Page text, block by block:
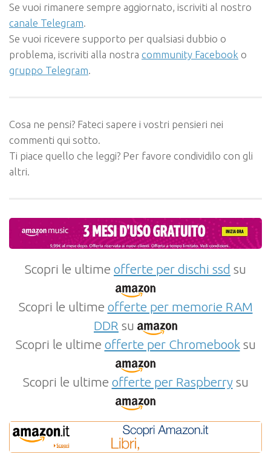
Se vuoi rimanere sempre aggiornato, iscriviti al nostro
canale Telegram.
Se vuoi ricevere supporto per qualsiasi dubbio o
problema, iscriviti alla nostra community Facebook o
gruppo Telegram.
Cosa ne pensi? Fateci sapere i vostri pensieri nei
commenti qui sotto.
Ti piace quello che leggi? Per favore condividilo con gli
altri.
Scopri le ultime offerte per dischi ssd su
Scopri le ultime offerte per memorie RAM
DDR su
Scopri le ultime offerte per Chromebooksu
Scopri le ultime offerte per Raspberrysu